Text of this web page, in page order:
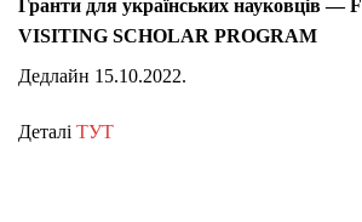
Гранти для українських науковців —
VISITING SCHOLAR PROGRAM
Дедлайн 15.10.2022.
Деталі ТУТ